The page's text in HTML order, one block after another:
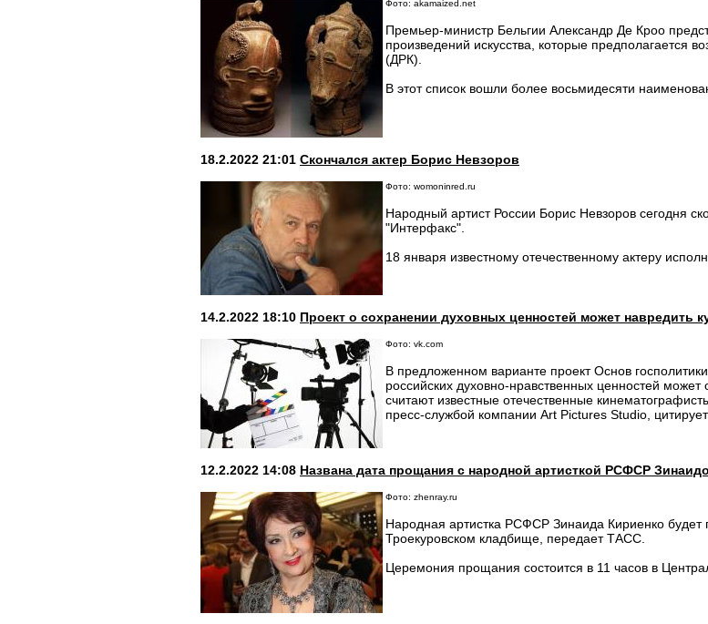
Фото: akamaized.net
Премьер-министр Бельгии Александр Де Кроо
произведений искусства, которые предполагается
(ДРК).
В этот список вошли более восьмидесяти
18.2.2022 21:01 Скончался актер Борис Невзоров
Фото: womoninred.ru
Народный артист России Борис Невзоров сегодня
"Интерфакс".
18 января известному отечественному актеру
14.2.2022 18:10 Проект о сохранении духовных ценностей может навредить
Фото: vk.com
В предложенном варианте проект Основ
российских духовно-нравственных ценностей может
считают известные отечественные
пресс-службой компании Art Pictures Studio,
12.2.2022 14:08 Названа дата прощания с народной артисткой РСФСР
Фото: zhenray.ru
Народная артистка РСФСР Зинаида Кириенко будет
Троекуровском кладбище, передает ТАСС.
Церемония прощания состоится в 11 часов в